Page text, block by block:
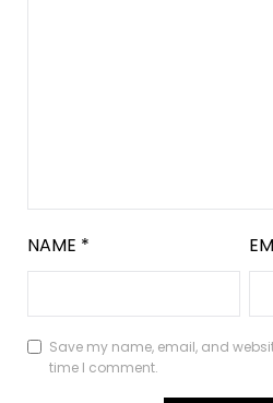
NAME *
Save my name, email, and
time I comment.